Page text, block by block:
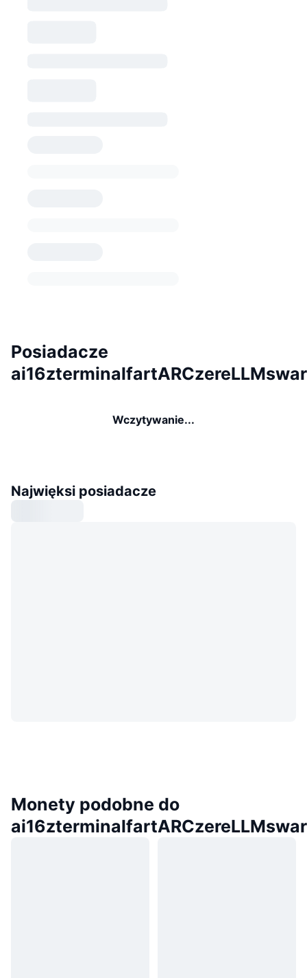
Posiadacze
Wczytywanie...
Najwięksi posiadacze
Monety podobne do